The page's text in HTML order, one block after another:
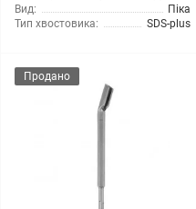
Вид:
Піка
Тип хвостовика:
SDS-plus
Продано